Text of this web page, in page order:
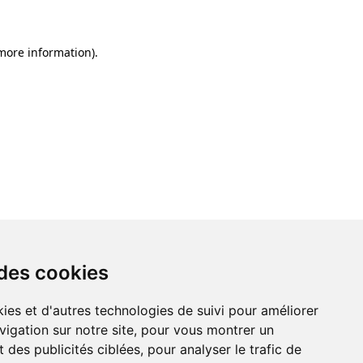
cookies
et d'autres technologies de suivi pour améliorer
sur notre site, pour vous montrer un
des publicités ciblées, pour analyser le trafic de
information).